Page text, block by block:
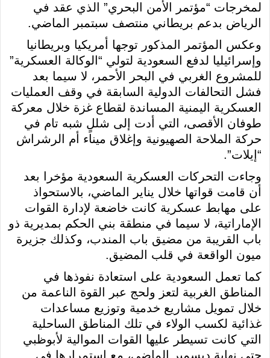
لمخرجات “مؤتمر الأمن البحري” الذي عقد في
الرياض بدعم بريطاني منتصف سبتمبر الماضي.
وعكس المؤتمر المذكور توجها أمريكيا وبريطانيا
وإسرائيليا لدفع السعودية لتولي “الوكالة العسكرية”
للمشروع الغربي في البحر الأحمر، لا سيما بعد
فشل التحالفات الدولية السابقة في وقف العمليات
العسكرية اليمنية المساندة لقطاع غزة خلال معركة
طوفان الأقصى، التي أدت إلى شللٍ شبه تام في
حركة الملاحة الصهيونية وإغلاق ميناء أم الرشراش
“إيلات”.
وجاءت التحركات العسكرية السعودية مؤخرا بعد
أن قامت قواتها خلال يناير الماضي، بالاستحواذ
على مهابط عسكرية كانت خاضعة لإدارة القوات
الإماراتية، لا سيما في منطقة بني الحكم بمديرية ذو
باب القريبة من مضيق باب المندب، وكذلك جزيرة
ميون الواقعة في قلب المضيق.
كما تعمل السعودية على استعادة نفوذها في
المناطق الغربية لتعز ولحج عبر القوة الناعمة من
خلال تمويل مشاريع خدمية وتوزيع مساعدات
غذائية لكسب الولاء في تلك المناطق الساحلية
التي كانت تسيطر عليها القوات الموالية لأبوظبي
حتى نهاية ديسمبر الماضي، مع استمرارها في